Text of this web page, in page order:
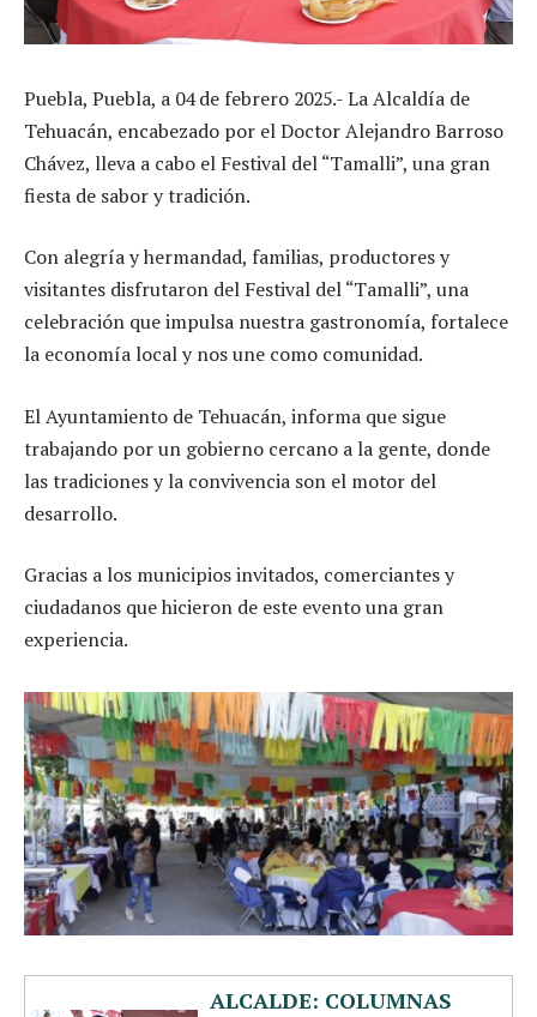
Puebla, Puebla, a 04 de febrero 2025.- La Alcaldía de
Tehuacán, encabezado por el Doctor Alejandro Barroso
Chávez, lleva a cabo el Festival del “Tamalli”, una gran
fiesta de sabor y tradición.
Con alegría y hermandad, familias, productores y
visitantes disfrutaron del Festival del “Tamalli”, una
celebración que impulsa nuestra gastronomía, fortalece
la economía local y nos une como comunidad.
El Ayuntamiento de Tehuacán, informa que sigue
trabajando por un gobierno cercano a la gente, donde
las tradiciones y la convivencia son el motor del
desarrollo.
Gracias a los municipios invitados, comerciantes y
ciudadanos que hicieron de este evento una gran
experiencia.
ALCALDE: COLUMNAS